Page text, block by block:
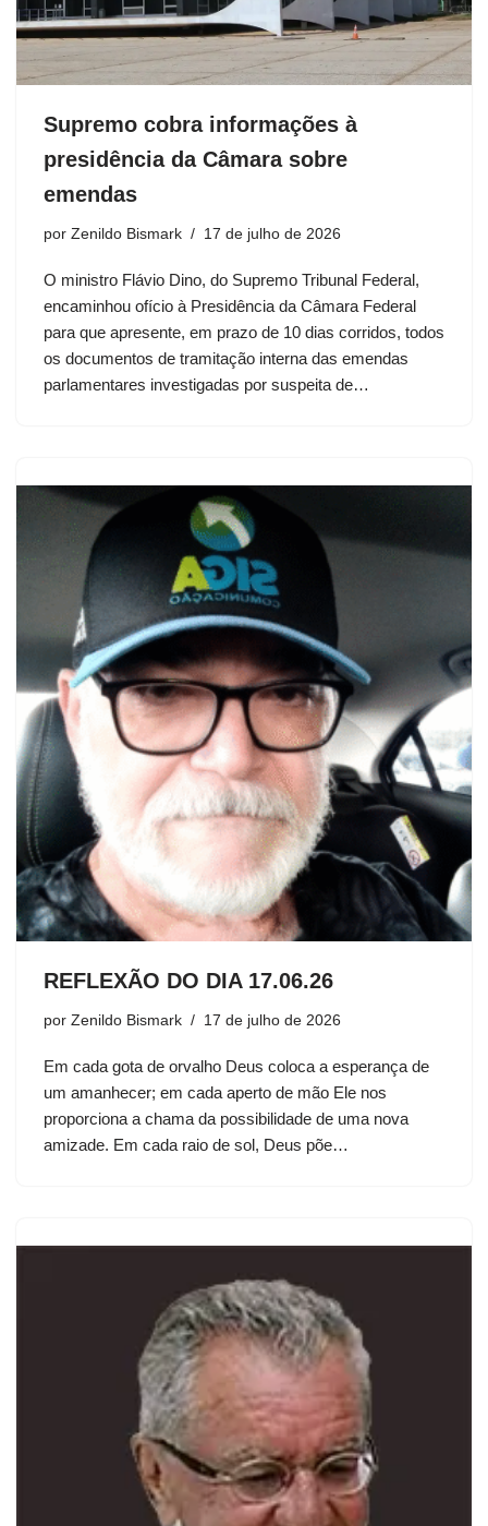
Supremo cobra informações à
presidência da Câmara sobre
emendas
por Zenildo Bismark 17 de julho de 2026
O ministro Flávio Dino, do Supremo Tribunal Federal,
encaminhou ofício à Presidência da Câmara Federal
para que apresente, em prazo de 10 dias corridos, todos
os documentos de tramitação interna das emendas
parlamentares investigadas por suspeita de…
REFLEXÃO DO DIA 17.06.26
por Zenildo Bismark 17 de julho de 2026
Em cada gota de orvalho Deus coloca a esperança de
um amanhecer; em cada aperto de mão Ele nos
proporciona a chama da possibilidade de uma nova
amizade. Em cada raio de sol, Deus põe…